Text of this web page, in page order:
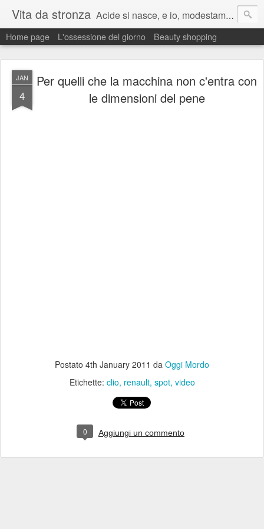
Vita da stronza Acide si nasce, e io, modestamente, lo nacqui.
Ma anche un paio di calci nel culo presi nella vita aiutano sempre a migliorare.
Home page L'ossessione del giorno Beauty shopping
JAN
4
Per quelli che la macchina non c'entra con
le dimensioni del pene
Postato 4th January 2011 da Oggi Mordo
Etichette: clio renault spot video
0 Aggiungi un commento